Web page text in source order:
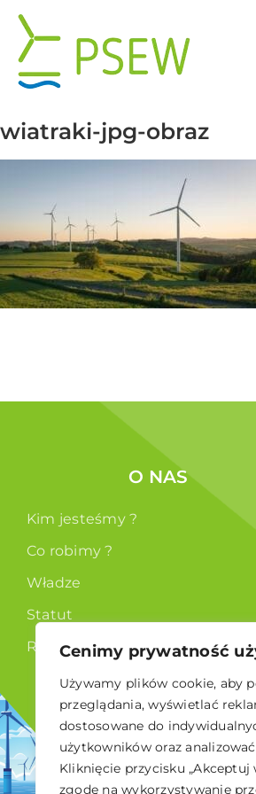
Cenimy prywatność
Używamy plików cookie, aby
przeglądania, wyświetlać
dostosowane do
użytkowników oraz
Kliknięcie przycisku „Akceptuj
zgodę na wykorzystywanie
Przejdź
zawartości
wiatraki-jpg-obraz
O NAS
Kim jesteśmy ?
Co robimy ?
Władze
Statut
RODO
© 2026 Polskie Stowarzyszenie